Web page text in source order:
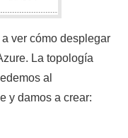
ver cómo desplegar
La topología
al
y damos a crear: